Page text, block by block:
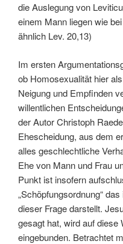
die Auslegung von
einem Mann liegen wie
ähnlich Lev. 20,13)
Im ersten
ob Homosexualität hier
Neigung und Empfinden
willentlichen
der Autor Christoph
Ehescheidung, aus dem
alles geschlechtliche
Ehe von Mann und Frau
Punkt ist insofern
„Schöpfungsordnung“
dieser Frage darstellt.
gesagt hat, wird auf diese
eingebunden. Betrachtet